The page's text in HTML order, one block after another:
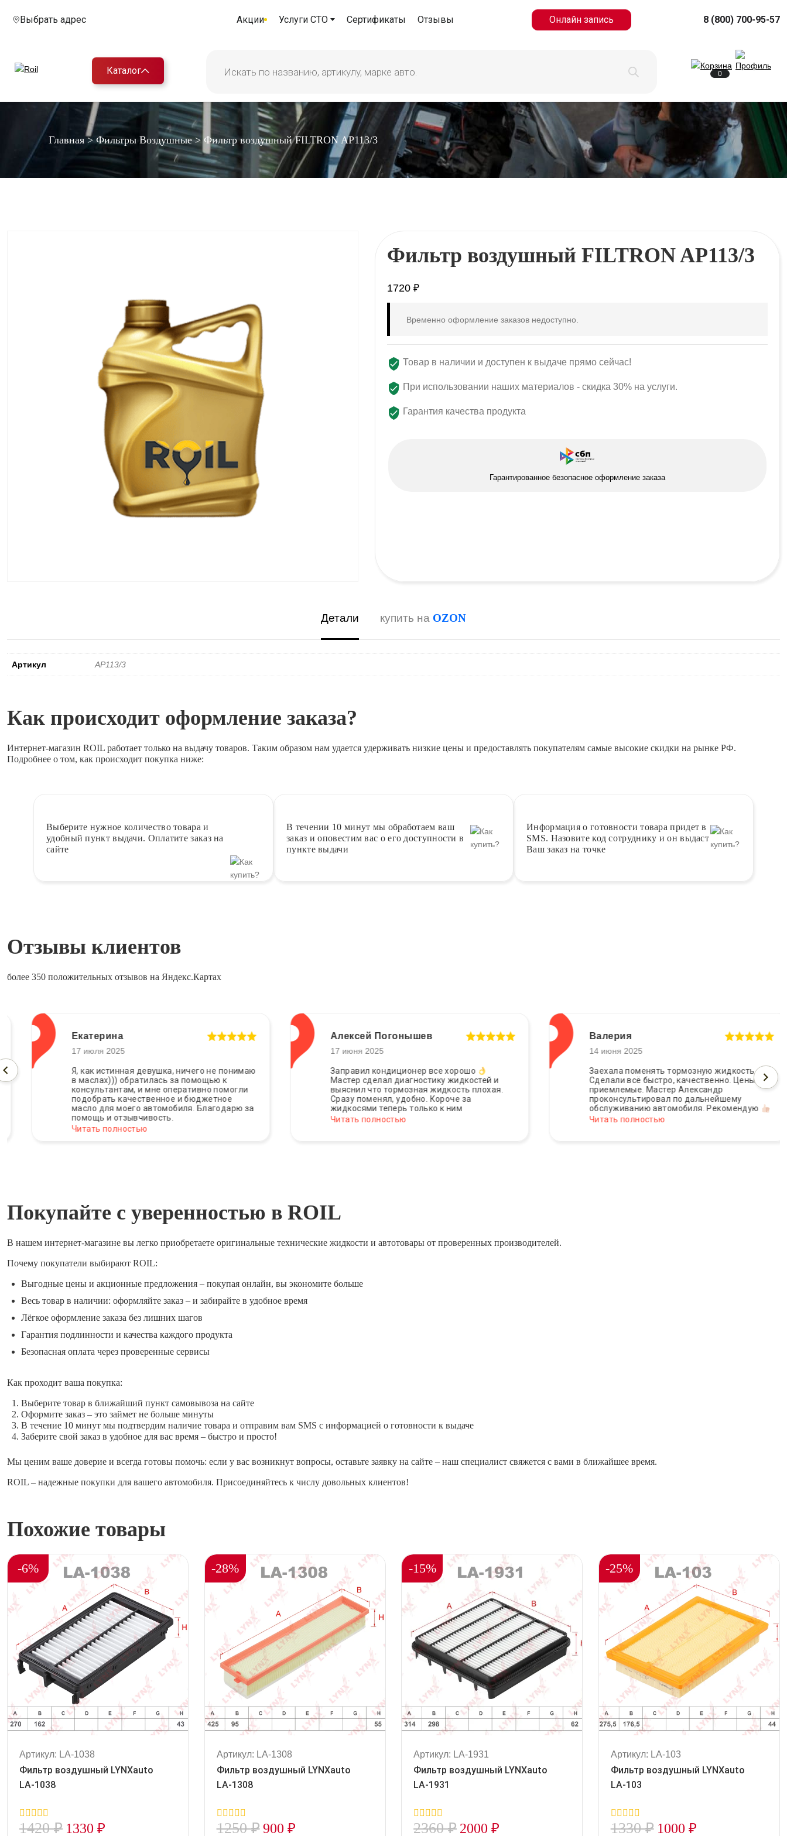
Выбрать адрес Акции Услуги СТО Сертификаты Отзывы Онлайн запись 8 (800) 700-95-57
Каталог 0
Главная> Фильтры Воздушные> Фильтр воздушный FILTRON AP113/3
Фильтр воздушный FILTRON AP113/3
1720 ₽
Временно оформление заказов недоступно.
Товар в наличии и доступен к выдаче прямо сейчас!
При использовании наших материалов - скидка 30% на услуги.
Гарантия качества продукта
Гарантированное безопасное оформление заказа
Детали купить на OZON
Артикул AP113/3
Как происходит оформление заказа?
Интернет-магазин ROIL работает только на выдачу товаров. Таким образом нам удается удерживать низкие цены и предоставлять покупателям самые высокие скидки на рынке РФ.
Подробнее о том, как происходит покупка ниже:
Выберите нужное количество товара и
удобный пункт выдачи. Оплатите заказ на
сайте
В течении 10 минут мы обработаем ваш
заказ и оповестим вас о его доступности в
пункте выдачи
Информация о готовности товара придет в
SMS. Назовите код сотруднику и он выдаст
Ваш заказ на точке
Отзывы клиентов
более 350 положительных отзывов на Яндекс.Картах
Екатерина
17 июля 2025
Я, как истинная девушка, ничего не понимаю
в маслах))) обратилась за помощью к
консультантам, и мне оперативно помогли
подобрать качественное и бюджетное
масло для моего автомобиля. Благодарю за
помощь и отзывчивость.
Читать полностью
Алексей Погонышев
17 июня 2025
Заправил кондиционер все хорошо
Мастер сделал диагностику жидкостей и
выяснил что тормозная жидкость плохая.
Сразу поменял, удобно. Короче за
жидкосями теперь только к ним
Читать полностью
Валерия
14 июня 2025
Заехала поменять тормозную жидкость.
Сделали всё быстро, качественно. Цены
приемлемые. Мастер Александр
проконсультировал по дальнейшему
обслуживанию автомобиля. Рекомендую
Читать полностью
Покупайте с уверенностью в ROIL
В нашем интернет-магазине вы легко приобретаете оригинальные технические жидкости и автотовары от проверенных производителей.
Почему покупатели выбирают ROIL:
Выгодные цены и акционные предложения – покупая онлайн, вы экономите больше
Весь товар в наличии: оформляйте заказ – и забирайте в удобное время
Лёгкое оформление заказа без лишних шагов
Гарантия подлинности и качества каждого продукта
Безопасная оплата через проверенные сервисы
Как проходит ваша покупка:
Выберите товар в ближайший пункт самовывоза на сайте
Оформите заказ – это займет не больше минуты
В течение 10 минут мы подтвердим наличие товара и отправим вам SMS с информацией о готовности к выдаче
Заберите свой заказ в удобное для вас время – быстро и просто!
Мы ценим ваше доверие и всегда готовы помочь: если у вас возникнут вопросы, оставьте заявку на сайте – наш специалист свяжется с вами в ближайшее время.
ROIL – надежные покупки для вашего автомобиля. Присоединяйтесь к числу довольных клиентов!
Похожие товары
-6%
Артикул: LA-1038
Фильтр воздушный LYNXauto
LA-1038
0
1420₽ 1330 ₽
-28%
Артикул: LA-1308
Фильтр воздушный LYNXauto
LA-1308
0
1250₽ 900 ₽
-15%
Артикул: LA-1931
Фильтр воздушный LYNXauto
LA-1931
0
2360₽ 2000₽
-25%
Артикул: LA-103
Фильтр воздушный LYNXauto
LA-103
0
1330₽ 1000 ₽